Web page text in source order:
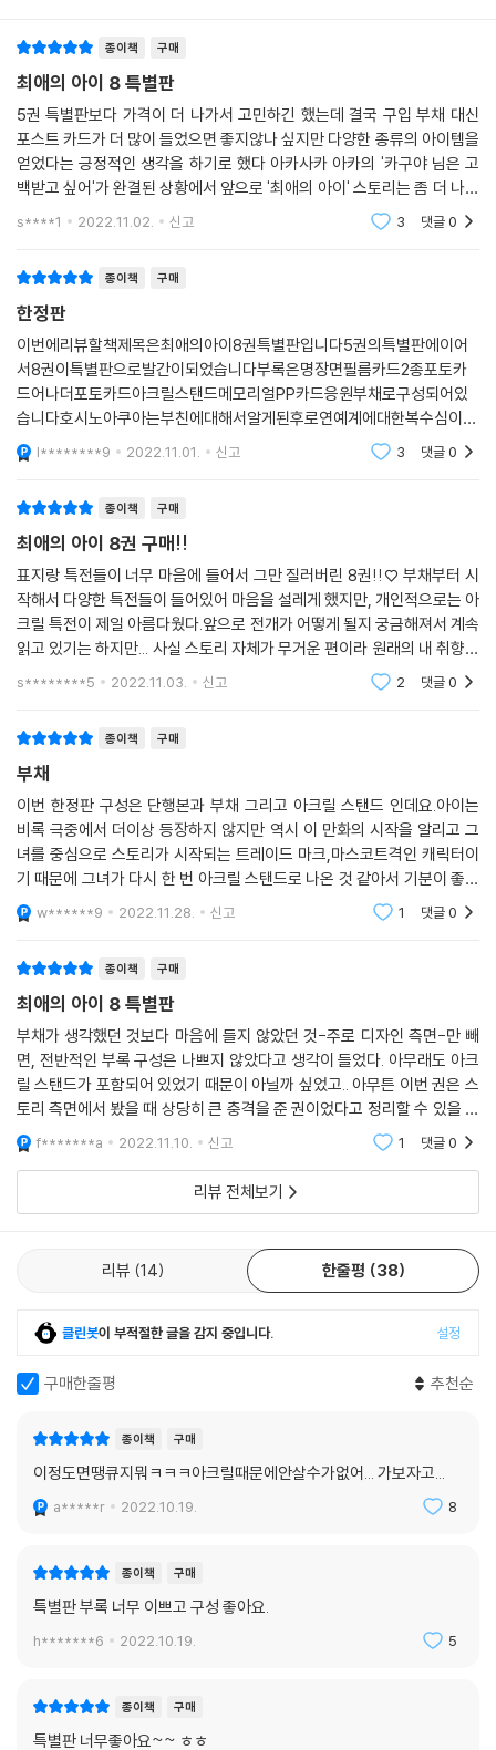
종이책 구매
최애의 아이 8 특별판
5권 특별판보다 가격이 더 나가서 고민하긴 했는데 결국 구입 부채 대신
포스트 카드가 더 많이 들었으면 좋지않나 싶지만 다양한 종류의 아이템을
얻었다는 긍정적인 생각을 하기로 했다 아카사카 아카의 '카구야 님은 고
백받고 싶어'가 완결된 상황에서 앞으로 '최애의 아이' 스토리는 좀 더 나아
졌으면 하는 생각 산으로 가지는 말자 제발
s****1 2022.11.02. 신고 3 댓글0
종이책 구매
한정판
이번에리뷰할책제목은최애의아이8권특별판입니다5권의특별판에이어
서8권이특별판으로발간이되었습니다부록은명장면필름카드2종포토카
드어나더포토카드아크릴스탠드메모리얼PP카드응원부채로구성되어있
습니다호시노아쿠아는부친에대해서알게된후로연예계에대한복수심이점
차사글어들고있었습니다이번에도역시재미있었고한정판구성도마음에들
었던최애의아이8권특별판이였습니다
l********9 2022.11.01. 신고 3 댓글0
종이책 구매
최애의 아이 8권 구매!!
표지랑 특전들이 너무 마음에 들어서 그만 질러버린 8권!!♡ 부채부터 시
작해서 다양한 특전들이 들어있어 마음을 설레게 했지만, 개인적으로는 아
크릴 특전이 제일 아름다웠다.앞으로 전개가 어떻게 될지 궁금해져서 계속
읽고 있기는 하지만... 사실 스토리 자체가 무거운 편이라 원래의 내 취향에
들어맞는 이야기는 아니다ㅠ.ㅠ 나는 좀 더 한없이 밝은 분위기를 좋아하
s********5 2022.11.03. 신고 2 댓글0
종이책 구매
부채
이번 한정판 구성은 단행본과 부채 그리고 아크릴 스탠드 인데요.아이는
비록 극중에서 더이상 등장하지 않지만 역시 이 만화의 시작을 알리고 그
녀를 중심으로 스토리가 시작되는 트레이드 마크,마스코트격인 캐릭터이
기 때문에 그녀가 다시 한 번 아크릴 스탠드로 나온 것 같아서 기분이 좋습
니다.팬분들이하면 전혀 후회하지 않으실 좋은 구성이라고 생각합니다.책
을 읽으며 가장 충격
w******9 2022.11.28. 신고 1 댓글0
종이책 구매
최애의 아이 8 특별판
부채가 생각했던 것보다 마음에 들지 않았던 것-주로 디자인 측면-만 빼
면, 전반적인 부록 구성은 나쁘지 않았다고 생각이 들었다. 아무래도 아크
릴 스탠드가 포함되어 있었기 때문이 아닐까 싶었고.. 아무튼 이번 권은 스
토리 측면에서 봤을 때 상당히 큰 충격을 준 권이었다고 정리할 수 있을 것
같았다. 무엇보다 1권 첫 번째 에피소드에서 아이가 출산하기 누군가에 의
해 죽음을 당
f*******a 2022.11.10. 신고 1 댓글0
리뷰 전체보기
리뷰 14 한줄평 38
클린봇이 부적절한 글을 감지 중입니다. 설정
구매한줄평 추천순
종이책 구매
이정도면땡큐지뭐ㅋㅋㅋ아크릴때문에안살수가없어... 가보자고...
a*****r 2022.10.19. 8
종이책 구매
특별판 부록 너무 이쁘고 구성 좋아요.
h*******6 2022.10.19. 5
종이책 구매
특별판 너무좋아요~~ ㅎㅎ